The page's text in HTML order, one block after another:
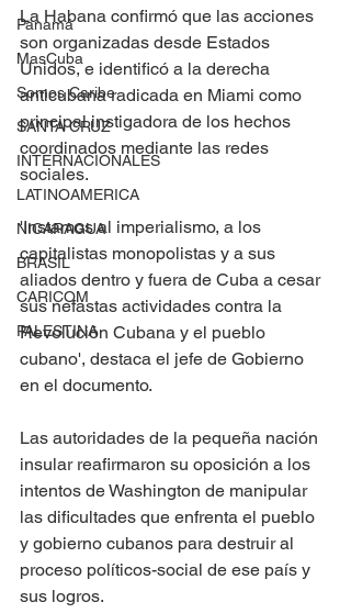
Panamá
MasCuba
Somos Caribe
SANTA CRUZ
INTERNACIONALES
LATINOAMERICA
NICARAGUA
BRASIL
CARICOM
PALESTINA
La Habana confirmó que las acciones
son organizadas desde Estados
Unidos, e identificó a la derecha
anticubana radicada en Miami como
principal instigadora de los hechos
coordinados mediante las redes
sociales.
'Instamos al imperialismo, a los
capitalistas monopolistas y a sus
aliados dentro y fuera de Cuba a cesar
sus nefastas actividades contra la
Revolución Cubana y el pueblo
cubano', destaca el jefe de Gobierno
en el documento.
Las autoridades de la pequeña nación
insular reafirmaron su oposición a los
intentos de Washington de manipular
las dificultades que enfrenta el pueblo
y gobierno cubanos para destruir al
proceso políticos-social de ese país y
sus logros.